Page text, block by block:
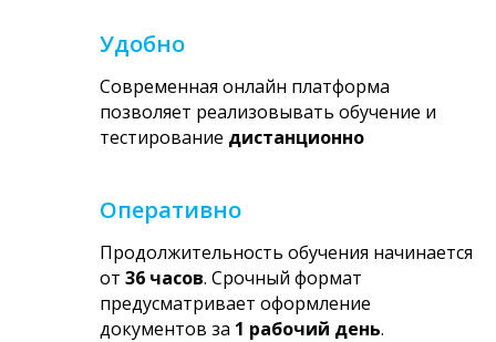
Удобно
Современная онлайн платформа
позволяет реализовывать обучение и
тестирование дистанционно
Оперативно
Продолжительность обучения начинается
от 36 часов. Срочный формат
предусматривает оформление
документов за 1 рабочий день.